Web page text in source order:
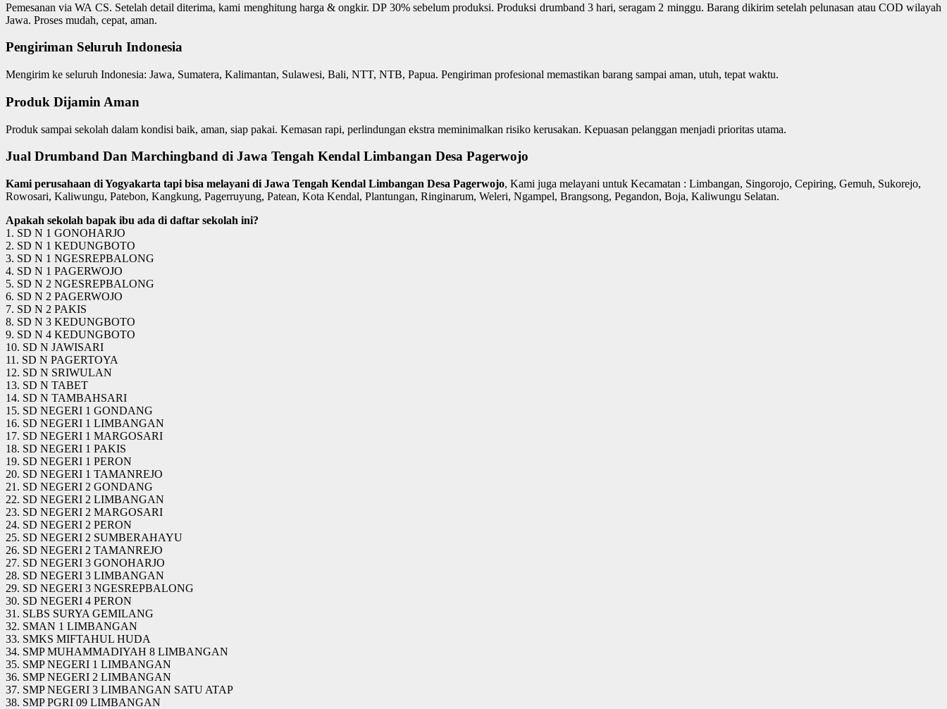
Pemesanan via WA CS. Setelah detail diterima, kami menghitung harga & ongkir. DP 30% sebelum produksi. Produksi drumband 3 hari, seragam 2 minggu. Barang dikirim setelah pelunasan atau COD wilayah
Jawa. Proses mudah, cepat, aman.
Pengiriman Seluruh Indonesia
Mengirim ke seluruh Indonesia: Jawa, Sumatera, Kalimantan, Sulawesi, Bali, NTT, NTB, Papua. Pengiriman profesional memastikan barang sampai aman, utuh, tepat waktu.
Produk Dijamin Aman
Produk sampai sekolah dalam kondisi baik, aman, siap pakai. Kemasan rapi, perlindungan ekstra meminimalkan risiko kerusakan. Kepuasan pelanggan menjadi prioritas utama.
Jual Drumband Dan Marchingband di Jawa Tengah Kendal Limbangan Desa Pagerwojo
Kami perusahaan di Yogyakarta tapi bisa melayani di Jawa Tengah Kendal Limbangan Desa Pagerwojo, Kami juga melayani untuk Kecamatan : Limbangan, Singorojo, Cepiring, Gemuh, Sukorejo,
Rowosari, Kaliwungu, Patebon, Kangkung, Pagerruyung, Patean, Kota Kendal, Plantungan, Ringinarum, Weleri, Ngampel, Brangsong, Pegandon, Boja, Kaliwungu Selatan.
Apakah sekolah bapak ibu ada di daftar sekolah ini?
1. SD N 1 GONOHARJO
2. SD N 1 KEDUNGBOTO
3. SD N 1 NGESREPBALONG
4. SD N 1 PAGERWOJO
5. SD N 2 NGESREPBALONG
6. SD N 2 PAGERWOJO
7. SD N 2 PAKIS
8. SD N 3 KEDUNGBOTO
9. SD N 4 KEDUNGBOTO
10. SD N JAWISARI
11. SD N PAGERTOYA
12. SD N SRIWULAN
13. SD N TABET
14. SD N TAMBAHSARI
15. SD NEGERI 1 GONDANG
16. SD NEGERI 1 LIMBANGAN
17. SD NEGERI 1 MARGOSARI
18. SD NEGERI 1 PAKIS
19. SD NEGERI 1 PERON
20. SD NEGERI 1 TAMANREJO
21. SD NEGERI 2 GONDANG
22. SD NEGERI 2 LIMBANGAN
23. SD NEGERI 2 MARGOSARI
24. SD NEGERI 2 PERON
25. SD NEGERI 2 SUMBERAHAYU
26. SD NEGERI 2 TAMANREJO
27. SD NEGERI 3 GONOHARJO
28. SD NEGERI 3 LIMBANGAN
29. SD NEGERI 3 NGESREPBALONG
30. SD NEGERI 4 PERON
31. SLBS SURYA GEMILANG
32. SMAN 1 LIMBANGAN
33. SMKS MIFTAHUL HUDA
34. SMP MUHAMMADIYAH 8 LIMBANGAN
35. SMP NEGERI 1 LIMBANGAN
36. SMP NEGERI 2 LIMBANGAN
37. SMP NEGERI 3 LIMBANGAN SATU ATAP
38. SMP PGRI 09 LIMBANGAN